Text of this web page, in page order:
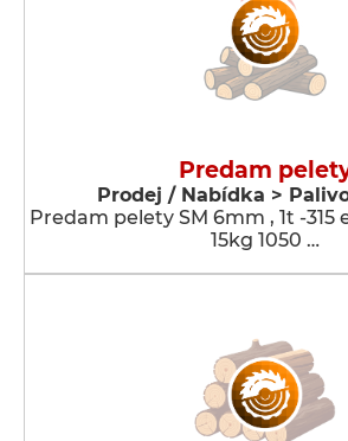
Predam
Prodej / Nabídka >
Predam pelety SM 6mm , 1t -315
15kg 1050 …